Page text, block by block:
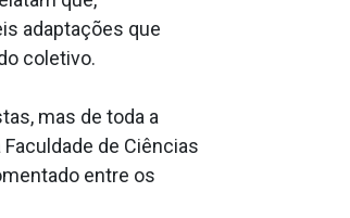
adaptações que
coletivo.
mas de toda a
de Ciências
entre os